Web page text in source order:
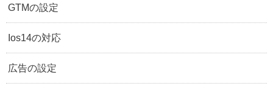
GTMの設定
Ios14の対応
広告の設定